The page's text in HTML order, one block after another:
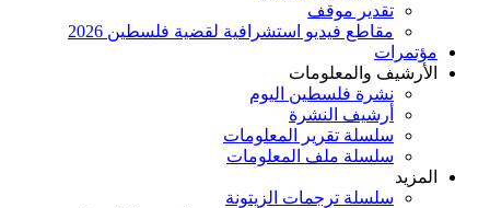
تقدير موقف
مقاطع فيديو استشرافية لقضية فلسطين 2026
مؤتمرات
الأرشيف والمعلومات
نشرة فلسطين اليوم
أرشيف النشرة
سلسلة تقرير المعلومات
سلسلة ملف المعلومات
المزيد
سلسلة ترجمات الزيتونة